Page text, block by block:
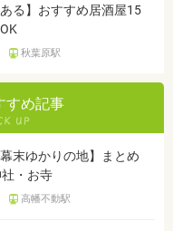
る】おすすめ居酒屋15
秋葉原駅
すめ記事
末ゆかりの地】まとめ
・お寺
高幡不動駅